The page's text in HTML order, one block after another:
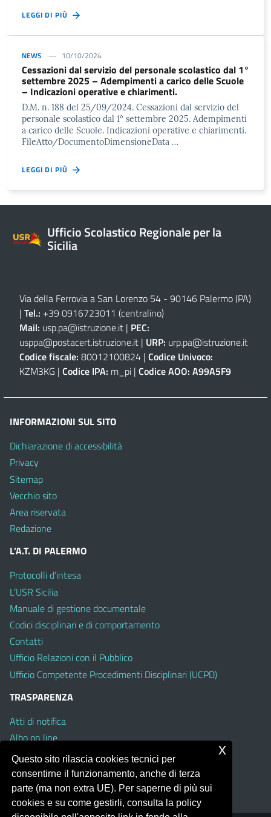
LEGGI DI PIÙ
NEWS 10/10/2024
Cessazioni dal servizio del personale scolastico dal 1°
settembre 2025 – Adempimenti a carico delle Scuole
– Indicazioni operative e chiarimenti.
D.M. n. 188 del 25/09/2024. Cessazioni dal servizio del
personale scolastico dal 1° settembre 2025. Adempimenti
a carico delle Scuole. Indicazioni operative e chiarimenti.
FileAtto/DocumentoDimensioneData …
LEGGI DI PIÙ
Ufficio Scolastico Regionale per la
Sicilia
Via della Ferrovia a San Lorenzo 54 - 90146 Palermo (PA)
| Tel.: +39 0916723011 (centralino)
Mail: usp.pa@istruzione.it | PEC:
usppa@postacert.istruzione.it | URP: urp.pa@istruzione.it
Codice fiscale: 80012100824 | Codice Univoco:
KZM3KG | Codice IPA: m_pi | Codice AOO: A99A5F9
INFORMAZIONI SUL SITO
Dichiarazione di accessibilità
Privacy
Sitemap
Vecchio sito
Area riservata
Redazione
L’A.T. DI PALERMO
Protocolli d’intesa
L’USR Sicilia
Manuale di gestione documentale
Codici disciplinari e di comportamento
Contatti
Ufficio Relazioni con il Pubblico
Ufficio Competente Procedimenti Disciplinari (UCPD)
TRASPARENZA
Atti di notifica
Albo on line
Amministrazione Trasparente
Obiettivi di Accessibilità
Whistleblowing
Questo sito rilascia cookies tecnici per
consentirne il funzionamento, anche di terza
parte (ma non extra UE). Per saperne di più sui
cookies e su come gestirli, consulta la policy
x